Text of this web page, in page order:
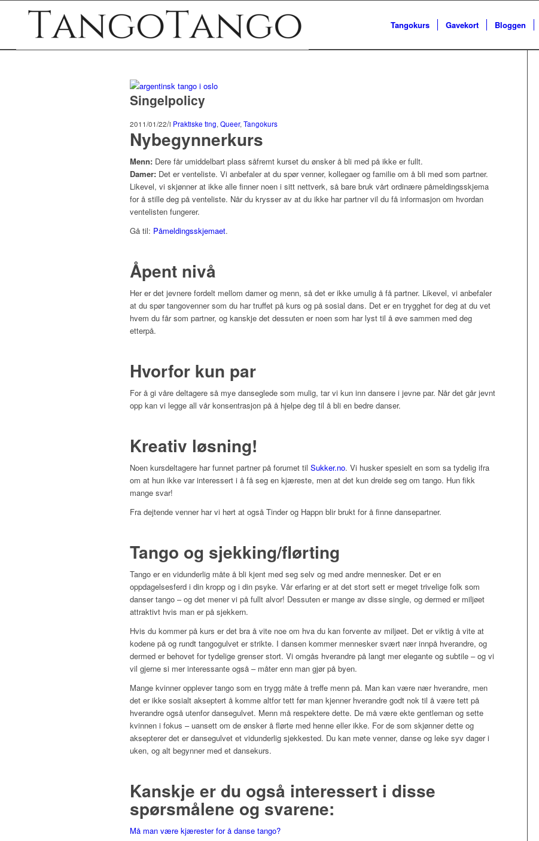
Tangokurs Gavekort Bloggen
Singelpolicy
2011/01/22/i Praktiske ting, Queer, Tangokurs
Nybegynnerkurs
Menn: Dere får umiddelbart plass såfremt kurset du ønsker å bli med på ikke er fullt.
Damer: Det er venteliste. Vi anbefaler at du spør venner, kollegaer og familie om å bli med som partner.
Likevel, vi skjønner at ikke alle finner noen i sitt nettverk, så bare bruk vårt ordinære påmeldingsskjema
for å stille deg på venteliste. Når du krysser av at du ikke har partner vil du få informasjon om hvordan
ventelisten fungerer.
Gå til: Påmeldingsskjemaet.
Åpent nivå
Her er det jevnere fordelt mellom damer og menn, så det er ikke umulig å få partner. Likevel, vi anbefaler
at du spør tangovenner som du har truffet på kurs og på sosial dans. Det er en trygghet for deg at du vet
hvem du får som partner, og kanskje det dessuten er noen som har lyst til å øve sammen med deg
etterpå.
Hvorfor kun par
For å gi våre deltagere så mye danseglede som mulig, tar vi kun inn dansere i jevne par. Når det går jevnt
opp kan vi legge all vår konsentrasjon på å hjelpe deg til å bli en bedre danser.
Kreativ løsning!
Noen kursdeltagere har funnet partner på forumet til Sukker.no. Vi husker spesielt en som sa tydelig ifra
om at hun ikke var interessert i å få seg en kjæreste, men at det kun dreide seg om tango. Hun fikk
mange svar!
Fra dejtende venner har vi hørt at også Tinder og Happn blir brukt for å finne dansepartner.
Tango og sjekking/flørting
Tango er en vidunderlig måte å bli kjent med seg selv og med andre mennesker. Det er en
oppdagelsesferd i din kropp og i din psyke. Vår erfaring er at det stort sett er meget trivelige folk som
danser tango – og det mener vi på fullt alvor! Dessuten er mange av disse single, og dermed er miljøet
attraktivt hvis man er på sjekkern.
Hvis du kommer på kurs er det bra å vite noe om hva du kan forvente av miljøet. Det er viktig å vite at
kodene på og rundt tangogulvet er strikte. I dansen kommer mennesker svært nær innpå hverandre, og
dermed er behovet for tydelige grenser stort. Vi omgås hverandre på langt mer elegante og subtile – og vi
vil gjerne si mer interessante også – måter enn man gjør på byen.
Mange kvinner opplever tango som en trygg måte å treffe menn på. Man kan være nær hverandre, men
det er ikke sosialt akseptert å komme altfor tett før man kjenner hverandre godt nok til å være tett på
hverandre også utenfor dansegulvet. Menn må respektere dette. De må være ekte gentleman og sette
kvinnen i fokus – uansett om de ønsker å flørte med henne eller ikke. For de som skjønner dette og
aksepterer det er dansegulvet et vidunderlig sjekkested. Du kan møte venner, danse og leke syv dager i
uken, og alt begynner med et dansekurs.
Kanskje er du også interessert i disse
spørsmålene og svarene:
Må man være kjærester for å danse tango?